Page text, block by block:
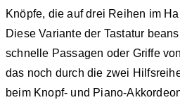
Knöpfe, die auf drei Reihen im
Diese Variante der Tastatur
schnelle Passagen oder Griffe
das noch durch die zwei
beim Knopf- und Piano-